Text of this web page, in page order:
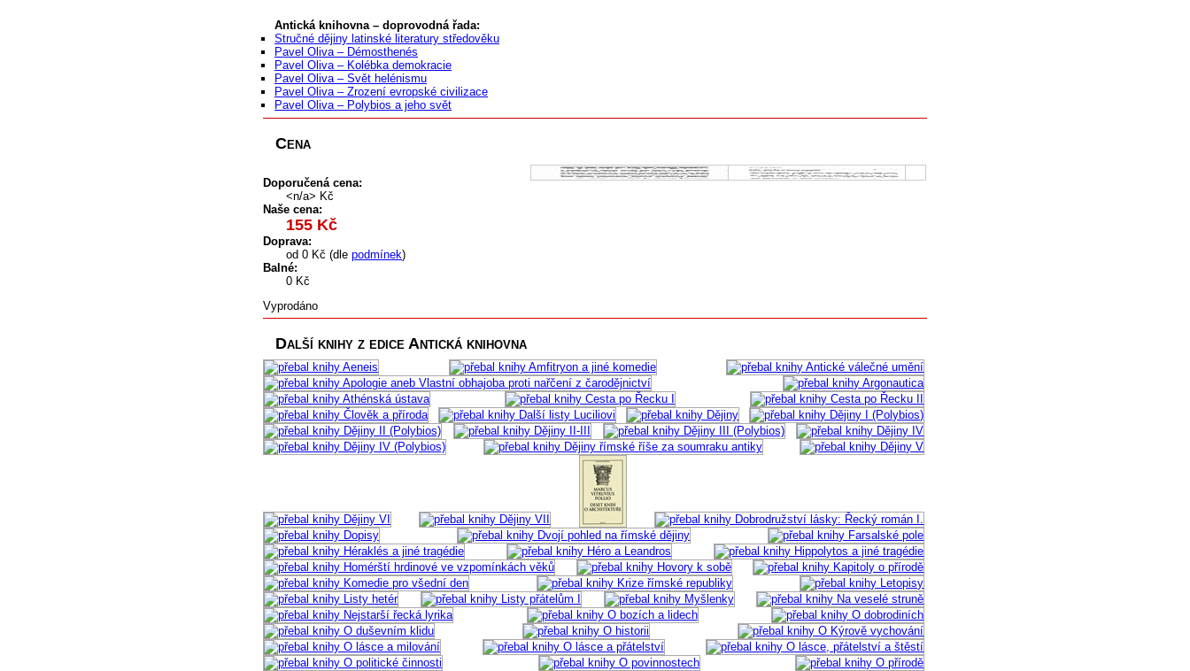
Antická knihovna – doprovodná řada:
Stručné dějiny latinské literatury středověku
Pavel Oliva – Démosthenés
Pavel Oliva – Kolébka demokracie
Pavel Oliva – Svět helénismu
Pavel Oliva – Zrození evropské civilizace
Pavel Oliva – Polybios a jeho svět
Cena
Doporučená cena:
<n/a> Kč
Naše cena:
155 Kč
Doprava:
od 0 Kč (dle podmínek)
Balné:
0 Kč
Vyprodáno
Další knihy z edice Antická knihovna